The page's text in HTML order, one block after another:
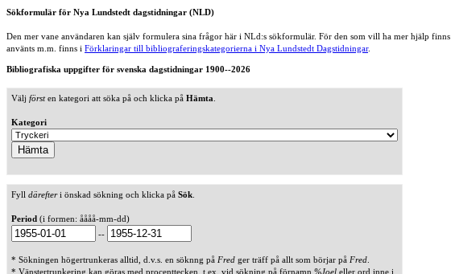
Sökformulär för Nya Lundstedt dagstidningar (NLD)
Den mer vane användaren kan själv formulera sina frågor här i NLd:s sökformulär. För den som vill ha mer hjälp finns
använts m.m. finns i Förklaringar till bibliograferingskategorierna i Nya Lundstedt Dagstidningar.
Bibliografiska uppgifter för svenska dagstidningar 1900--2026
Välj försten kategori att söka på och klicka på Hämta
Kategori
Fyll därefteri önskad sökning och klicka på Sök
Period (i formen: åååå-mm-dd)
--
* Sökningen högertrunkeras alltid, d.v.s. en söknng på Fred ger träff på allt som börjar på Fred
* Vänstertrunkering kan göras med procenttecken, t.ex. vid sökning på förnamn %Joel eller ord inne i